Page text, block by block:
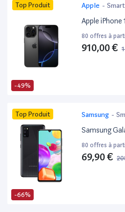
-49%
Top Produit Apple -
Apple iPhone
80 offres à
910,00 €
-66%
Top Produit Samsung -
Samsung
80 offres à
69,90 €